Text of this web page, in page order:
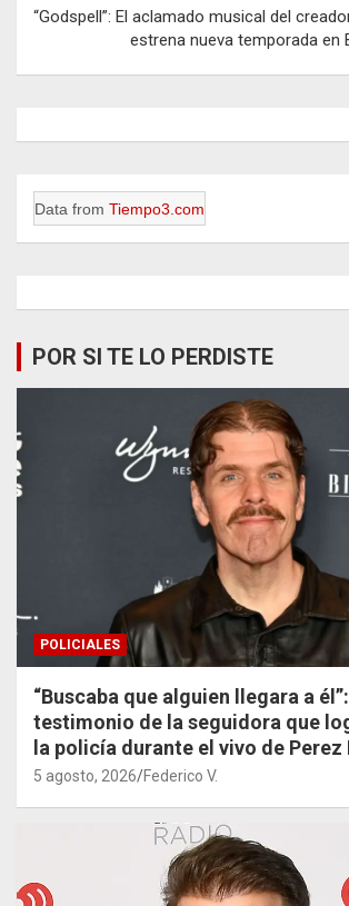
“Godspell”: El aclamado musical del
estrena nueva temporada en
Data from Tiempo3.com
POR SI TE LO PERDISTE
POLICIALES
“Buscaba que alguien llegara a
testimonio de la seguidora que
la policía durante el vivo de Perez
5 agosto, 2026 Federico V.